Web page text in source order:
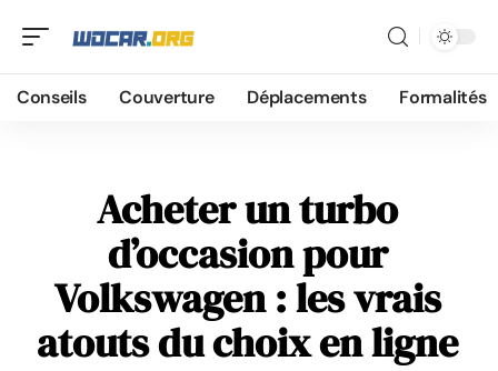
Conseils Couverture Déplacements Formalités
Acheter un turbo
d’occasion pour
Volkswagen : les vrais
atouts du choix en ligne